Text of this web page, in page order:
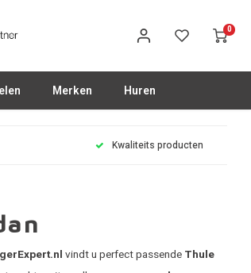
0
Merken Huren
Kwaliteits producten
vindt u perfect passende Thule